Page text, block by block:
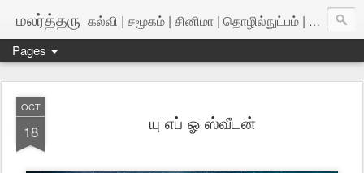
மலர்த்தரு கல்வி | சமூகம் | சினிமா | தொழில்நுட்பம் | அறிவியல்
Pages
OCT
18 யு எப் ஓ ஸ்வீடன்